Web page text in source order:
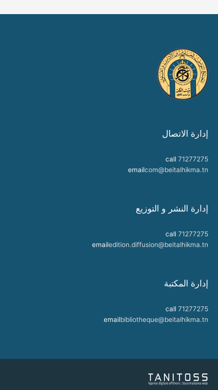
إدارة الاتصال
call 71277275
emailcom@beitalhikma.tn
إدارة النشر و التوزيع
call 71277275
emailedition.diffusion@beitalhikma.tn
إدارة المكتبة
call 71277275
emailbibliotheque@beitalhikma.tn